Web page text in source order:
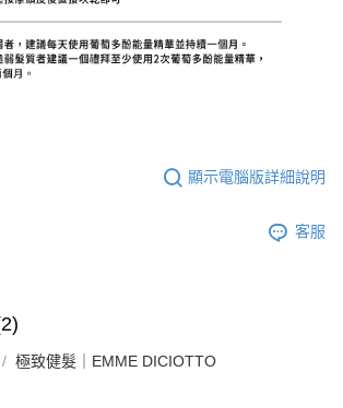
顯示電腦版詳細說明
客服
極致健髮｜EMME DICIOTTO